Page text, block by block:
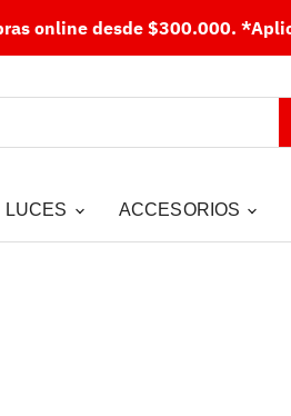
online desde $300.000.
LUCES ACCESORIOS